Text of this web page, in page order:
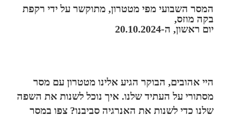
המסר השבועי מפי מטטרון, מתוקשר על ידי רקפת
בקה מוזס,
יום ראשון, ה-20.10.2024
היי אהובים, הבוקר הגיע אלינו מטטרון עם מסר
מסתורי על העתיד שלנו. איך נוכל לשנות את השפה
שלנו כדי לשנות את האנרגיה סביבנו? צפו במסר